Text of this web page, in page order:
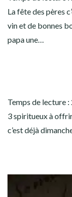
La fête des pères
vin et de bonnes
papa une…
Temps de lecture :
3 spiritueux à
c’est déjà